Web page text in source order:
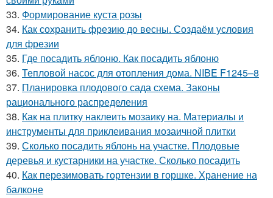
33. Формирование куста розы
34. Как сохранить фрезию до весны. Создаём условия
для фрезии
35. Где посадить яблоню. Как посадить яблоню
36. Тепловой насос для отопления дома. NIBE F1245–8
37. Планировка плодового сада схема. Законы
рационального распределения
38. Как на плитку наклеить мозаику на. Материалы и
инструменты для приклеивания мозаичной плитки
39. Сколько посадить яблонь на участке. Плодовые
деревья и кустарники на участке. Сколько посадить
40. Как перезимовать гортензии в горшке. Хранение на
балконе